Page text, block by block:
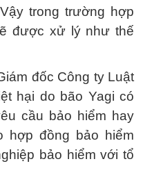
trong trường hợp
được xử lý như thế
đốc Công ty Luật
hại do bão Yagi có
cầu bảo hiểm hay
hợp đồng bảo hiểm
bảo hiểm với tổ